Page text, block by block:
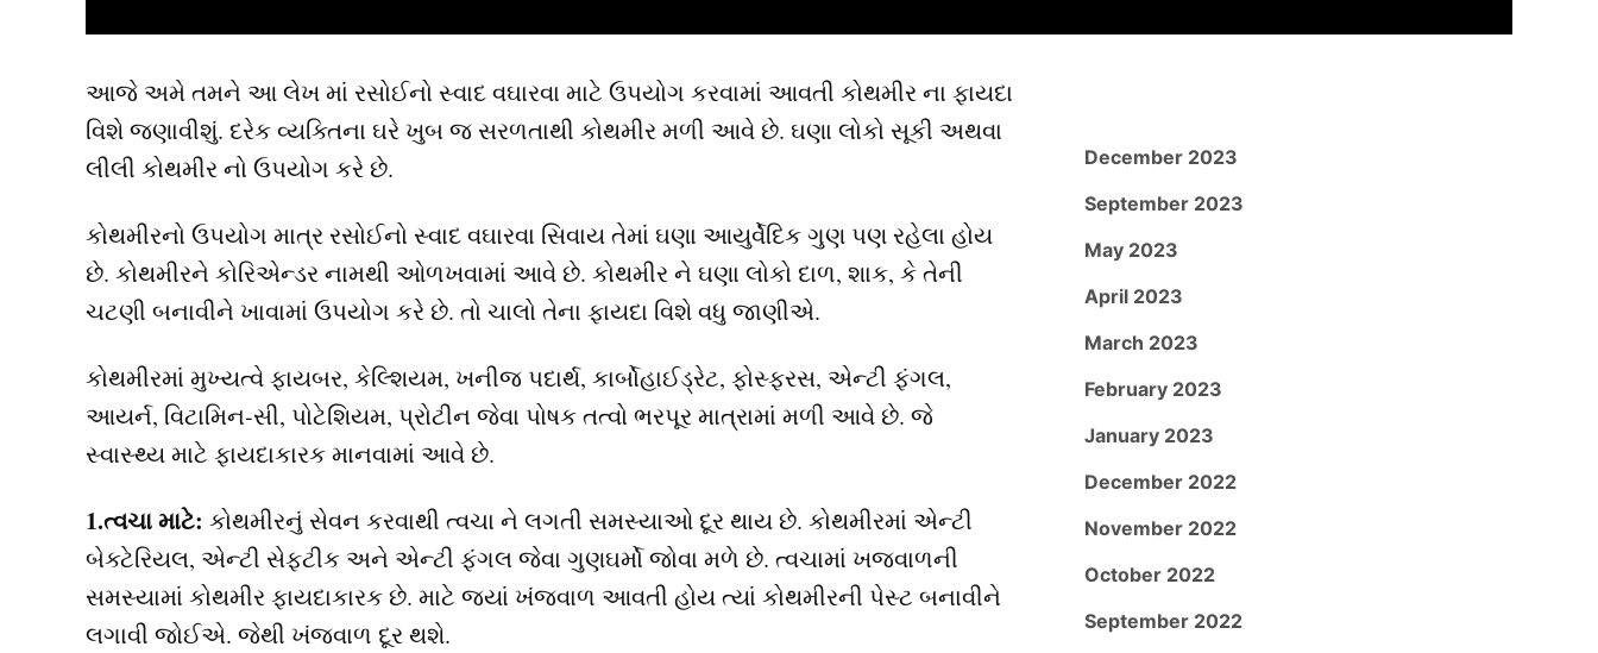
આજે અમે તમને આ લેખ માં રસોઈનો સ્વાદ વઘારવા માટે ઉપયોગ કરવામાં આવતી કોથમીર ના ફાયદા
વિશે જણાવીશું. દરેક વ્યક્તિના ઘરે ખુબ જ સરળતાથી કોથમીર મળી આવે છે. ઘણા લોકો સૂકી અથવા
લીલી કોથમીર નો ઉપયોગ કરે છે.
કોથમીરનો ઉપયોગ માત્ર રસોઈનો સ્વાદ વઘારવા સિવાય તેમાં ઘણા આયુર્વેદિક ગુણ પણ રહેલા હોય
છે. કોથમીરને કોરિએન્ડર નામથી ઓળખવામાં આવે છે. કોથમીર ને ઘણા લોકો દાળ, શાક, કે તેની
ચટણી બનાવીને ખાવામાં ઉપયોગ કરે છે. તો ચાલો તેના ફાયદા વિશે વધુ જાણીએ.
કોથમીરમાં મુખ્યત્વે ફાયબર, કેલ્શિયમ, ખનીજ પદાર્થ, કાર્બોહાઈડ્રેટ, ફોસ્ફરસ, એન્ટી ફંગલ,
આયર્ન, વિટામિન-સી, પોટેશિયમ, પ્રોટીન જેવા પોષક તત્વો ભરપૂર માત્રામાં મળી આવે છે. જે
સ્વાસ્થ્ય માટે ફાયદાકારક માનવામાં આવે છે.
1.ત્વચા માટે: કોથમીરનું સેવન કરવાથી ત્વચા ને લગતી સમસ્યાઓ દૂર થાય છે. કોથમીરમાં એન્ટી
બેક્ટેરિયલ, એન્ટી સેફટીક અને એન્ટી ફંગલ જેવા ગુણઘર્મો જોવા મળે છે. ત્વચામાં ખજવાળની
સમસ્યામાં કોથમીર ફાયદાકારક છે. માટે જયાં ખંજવાળ આવતી હોય ત્યાં કોથમીરની પેસ્ટ બનાવીને
લગાવી જોઈએ. જેથી ખંજવાળ દૂર થશે.
December 2023
September 2023
May 2023
April 2023
March 2023
February 2023
January 2023
December 2022
November 2022
October 2022
September 2022